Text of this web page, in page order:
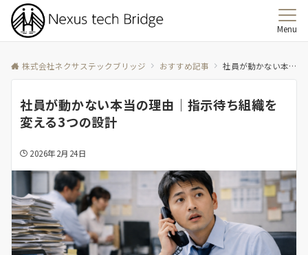
Menu
株式会社ネクサステックブリッジ おすすめ記事 社員が動かない本当の理由｜指示待ち組織を変える3つの設計
社員が動かない本当の理由｜指示待ち組織を
変える3つの設計
2026年2月24日